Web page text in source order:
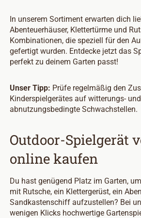
In unserem Sortiment erwarten dich
Abenteuerhäuser, Klettertürme und
Kombinationen, die speziell für den
gefertigt wurden. Entdecke jetzt das
perfekt zu deinem Garten passt!
Unser Tipp: Prüfe regelmäßig den
Kinderspielgerätes auf witterungs- und
abnutzungsbedingte Schwachstellen.
Outdoor-Spielgerät
online kaufen
Du hast genügend Platz im Garten,
mit Rutsche, ein Klettergerüst, ein
Sandkastenschiff aufzustellen? Bei
wenigen Klicks hochwertige